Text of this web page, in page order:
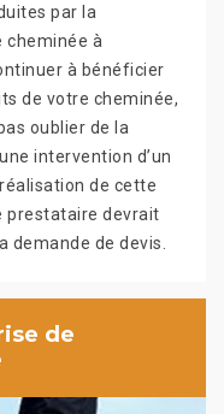
par la
cheminée à
à bénéficier
de votre cheminée,
oublier de la
intervention d’un
de cette
prestataire devrait
demande de devis.
de